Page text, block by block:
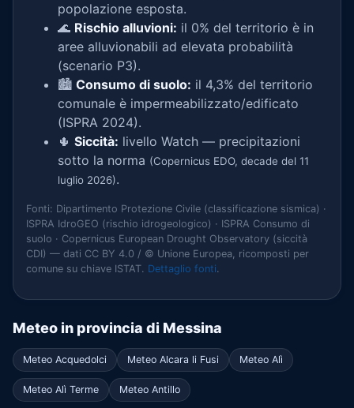
popolazione esposta.
🌊 Rischio alluvioni: il 0% del territorio è in
aree alluvionabili ad elevata probabilità
(scenario P3).
🏙️ Consumo di suolo: il 4,3% del territorio
comunale è impermeabilizzato/edificato
(ISPRA 2024).
🌵 Siccità: livello Watch — precipitazioni
sotto la norma (Copernicus EDO, decade del 11
luglio 2026).
Fonti: Dipartimento Protezione Civile (classificazione sismica) ·
ISPRA IdroGEO (rischio idrogeologico) · ISPRA Consumo di
suolo · Copernicus European Drought Observatory (siccità
CDI) — dati CC BY 4.0 / © Unione Europea, ricomposti per
comune su chiave ISTAT. Dettaglio fonti.
Meteo in provincia di Messina
Meteo Acquedolci Meteo Alcara li Fusi Meteo Alì
Meteo Alì Terme Meteo Antillo